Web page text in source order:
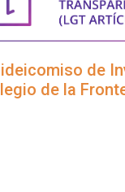
de
de la